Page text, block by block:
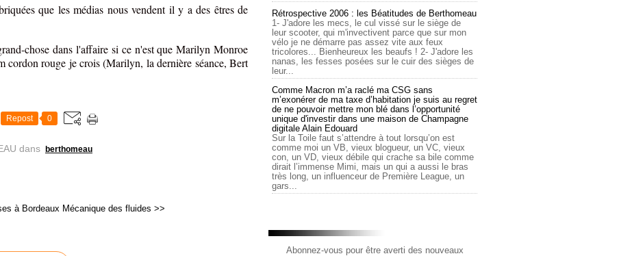
que les médias nous vendent il y a des êtres de
chose dans l'affaire si ce n'est que Marilyn Monroe
cordon rouge je crois (Marilyn, la dernière séance, Bert
Repost 0
dans
berthomeau
à Bordeaux Mécanique des fluides >>
Rétrospective 2006 : les Béatitudes de Berthomeau
1- J'adore les mecs, le cul vissé sur le siège de
leur scooter, qui m'invectivent parce que sur mon
vélo je ne démarre pas assez vite aux feux
tricolores... Bienheureux les beaufs ! 2- J'adore les
nanas, les fesses posées sur le cuir des sièges de
leur...
Comme Macron m’a raclé ma CSG sans
m’exonérer de ma taxe d’habitation je suis au regret
de ne pouvoir mettre mon blé dans l’opportunité
unique d'investir dans une maison de Champagne
digitale Alain Edouard
Sur la Toile faut s’attendre à tout lorsqu’on est
comme moi un VB, vieux blogueur, un VC, vieux
con, un VD, vieux débile qui crache sa bile comme
dirait l’immense Mimi, mais un qui a aussi le bras
très long, un influenceur de Première League, un
gars...
Abonnez-vous pour être averti des nouveaux